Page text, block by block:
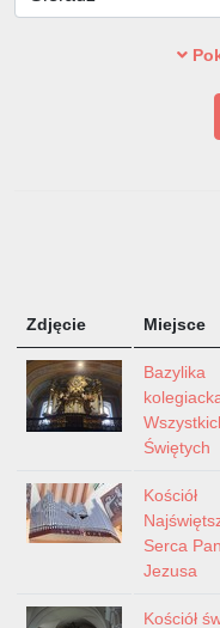
Zdjęcie Miejsce
Bazylika
Świętych
Kościół
Serca
Jezusa
Kościół